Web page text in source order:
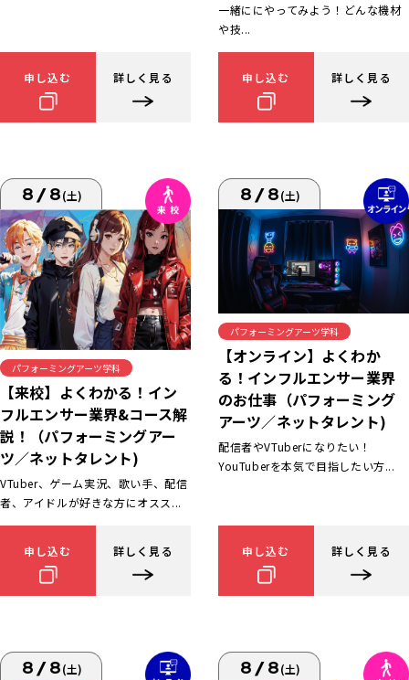
申し込む 詳しく見る
一緒ににやってみよう！どんな機材
や技...
申し込む 詳しく見る
8/8(土)
パフォーミングアーツ学科
【来校】よくわかる！イン
フルエンサー業界&コース解
説！（パフォーミングアー
ツ／ネットタレント)
VTuber、ゲーム実況、歌い手、配信
者、アイドルが好きな方にオスス...
申し込む 詳しく見る
8/8(土)
パフォーミングアーツ学科
【オンライン】よくわか
る！インフルエンサー業界
のお仕事（パフォーミング
アーツ／ネットタレント)
配信者やVTuberになりたい！
YouTuberを本気で目指したい方...
申し込む 詳しく見る
8/8(土) 8/8(土)